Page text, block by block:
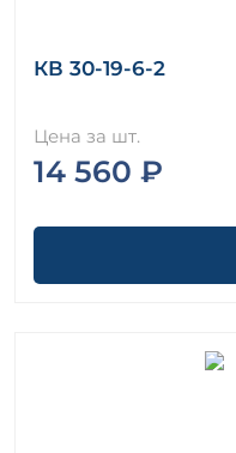
КВ 30-19-6-2
Цена за шт.
14 560 ₽